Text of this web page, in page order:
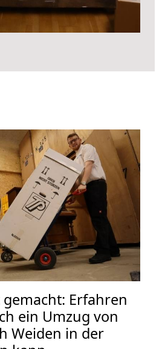
Erfahren
ein Umzug von
Weiden in der